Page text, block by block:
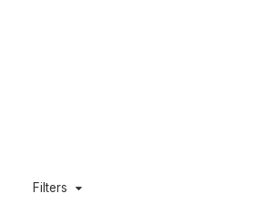
Filters